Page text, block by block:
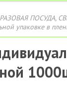
ПОСУДА,
упаковке в